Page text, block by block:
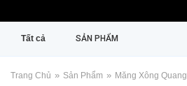
Tất cả SẢN PHẨM
Trang Chủ » Sản Phẩm » Măng Xông Quang